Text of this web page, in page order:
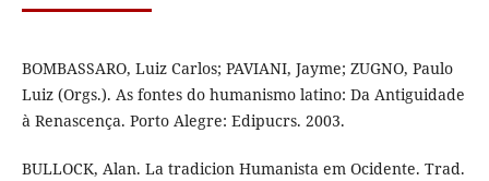
BOMBASSARO, Luiz Carlos; PAVIANI, Jayme; ZUGNO, Paulo
Luiz (Orgs.). As fontes do humanismo latino: Da Antiguidade
à Renascença. Porto Alegre: Edipucrs. 2003.
BULLOCK, Alan. La tradicion Humanista em Ocidente. Trad.